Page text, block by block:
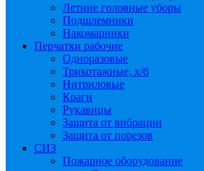
Летние головные уборы
Подшлемники
Накомарники
Перчатки рабочие
Одноразовые
Трикотажные, х/б
Нитриловые
Краги
Рукавицы
Защита от вибрации
Защита от порезов
СИЗ
Пожарное оборудование